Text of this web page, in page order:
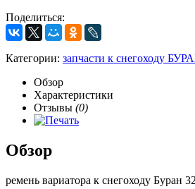
Поделиться:
Категории: запчасти к снегоходу
Обзор
Характеристики
Отзывы (0)
Обзор
ремень вариатора к снегоходу Буран